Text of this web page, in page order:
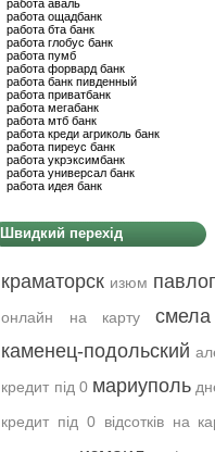
работа аваль
работа ощадбанк
работа бта банк
работа глобус банк
работа пумб
работа форвард банк
работа банк пивденный
работа приватбанк
работа мегабанк
работа мтб банк
работа креди агриколь банк
работа пиреус банк
работа укрэксимбанк
работа универсал банк
работа идея банк
Швидкий перехід
краматорск изюм
онлайн на карту
смела
каменец-подольский
кредит під 0 мариуполь
кредит під 0 відсотків на